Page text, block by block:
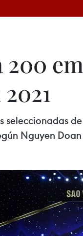
seleccionadas
Nguyen